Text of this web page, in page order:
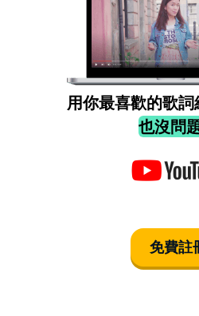
用你最喜歡的歌詞
也沒問
免費註